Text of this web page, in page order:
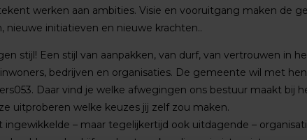
werken aan ambities. Visie en vooruitgang maken de
nieuwe initiatieven en nieuwe krachten..
stijl! Een stijl van aanpakken, van durf, van vertrouwen in
bedrijven en organisaties. De gemeente wil met
Daar vind je welke afwegingen ons bestuur maakt bij
uitproberen welke keuzes jij zelf zou maken.
– maar tegelijkertijd ook uitdagende –